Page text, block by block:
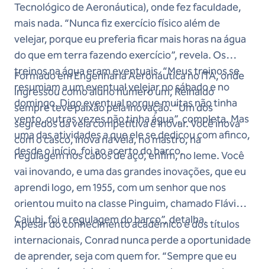
Tecnológico de Aeronáutica), onde fez faculdade,
mais nada. “Nunca fiz exercício físico além de
velejar, porque eu preferia ficar mais horas na água
do que em terra fazendo exercício”, revela. Os
treinos na água eram eventuais. “Meus treinos se
resumiam a um eventual velejar no sábado e no
domingo. Digo eventual porque muitas não tinha
vento, outras vezes não tinha água”, completa. Mas
uma das atividades a que ele se dedicou com afinco,
desde o início, foi ao acerto do barco.
Formado em Engenharia Aeronáutica no ITA, onde
ingressou como aluno número um, Reinaldo
sempre teve paixão pela inovação. “Um dos
segredos da vela competitiva é inovar. Você inova
com o casco, inova na vela, no mastro, na
regulagem nos cabos de aço, enfim, no leme. Você
vai inovando, e uma das grandes inovações, que eu
aprendi logo, em 1955, com um senhor que nos
orientou muito na classe Pinguim, chamado Flávio
Caiubi, foi a regulagem do barco”, detalha.
Apesar do conhecimento acadêmico e dos títulos
internacionais, Conrad nunca perde a oportunidade
de aprender, seja com quem for. “Sempre que eu